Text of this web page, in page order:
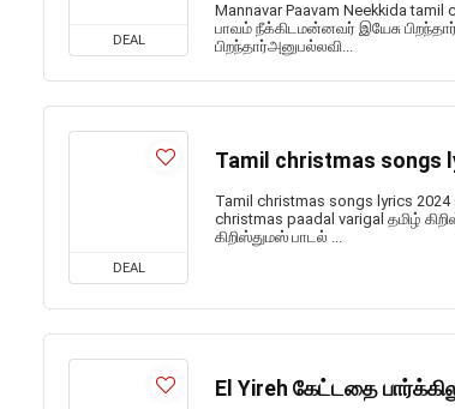
DEAL
Mannavar Paavam Neekkida
பாவம் நீக்கிடமன்னவர் இயேசு
பிறந்தார்அனுபல்லவி...
DEAL
Tamil christmas songs
Tamil christmas songs lyrics
christmas paadal varigal தமிழ்
கிறிஸ்துமஸ் பாடல் ...
El Yireh கேட்டதை